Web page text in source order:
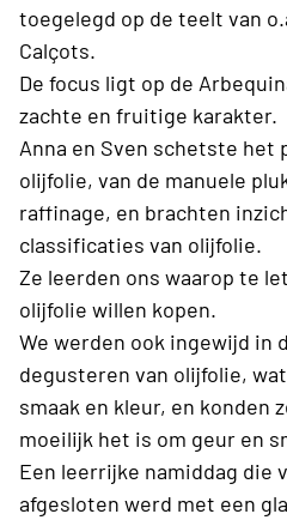
toegelegd op de teelt van
Calçots.
De focus ligt op de
zachte en fruitige karakter.
Anna en Sven schetste het
olijfolie, van de manuele
raffinage, en brachten
classificaties van olijfolie.
Ze leerden ons waarop te
olijfolie willen kopen.
We werden ook ingewijd in
degusteren van olijfolie,
smaak en kleur, en konden
moeilijk het is om geur en
Een leerrijke namiddag die
afgesloten werd met een